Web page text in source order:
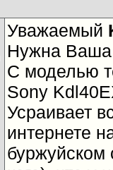
Уважаемый
Нужна
С моделью
Sony
Усраивает
интернете
буржуйском